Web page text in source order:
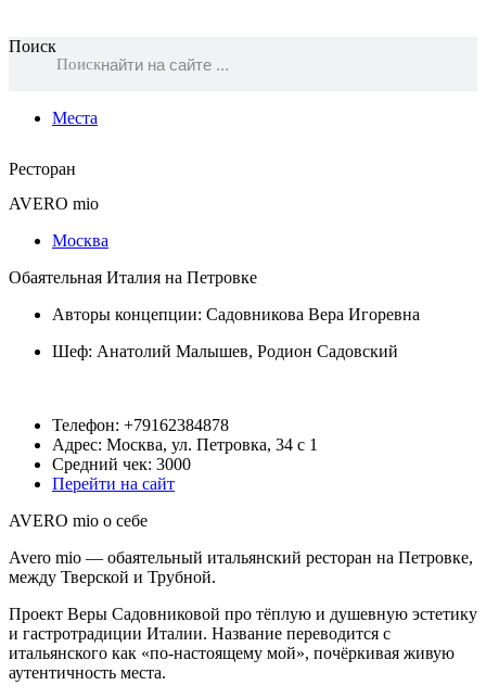
Поиск
Поиск
Места
Ресторан
AVERO mio
Москва
Обаятельная Италия на Петровке
Авторы концепции: Садовникова Вера Игоревна
Шеф: Анатолий Малышев, Родион Садовский
Телефон: +79162384878
Адрес: Москва, ул. Петровка, 34 с 1
Средний чек: 3000
Перейти на сайт
AVERO mio о себе
Avero mio — обаятельный итальянский ресторан на Петровке,
между Тверской и Трубной.
Проект Веры Садовниковой про тёплую и душевную эстетику
и гастротрадиции Италии. Название переводится с
итальянского как «по-настоящему мой», почёркивая живую
аутентичность места.